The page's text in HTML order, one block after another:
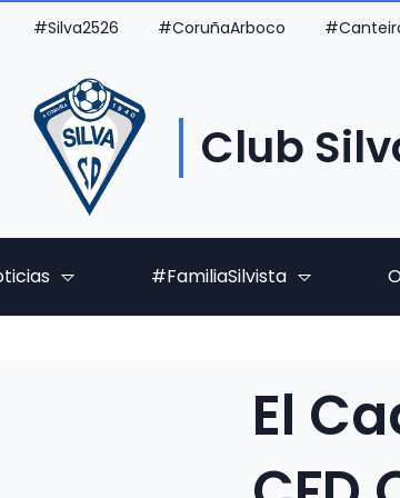
#Silva2526 #CoruñaArboco
Club
#FamiliaSilvista
El